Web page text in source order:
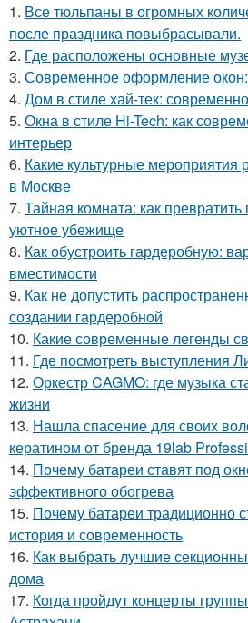
1. Все тюльпаны в огромных
после праздника повыбрасывали.
2. Где расположены основные
3. Современное оформление окон:
4. Дом в стиле хай-тек:
5. Окна в стиле Hi-Tech: как
интерьер
6. Какие культурные мероприятия
в Москве
7. Тайная комната: как
уютное убежище
8. Как обустроить гардеробную:
вместимости
9. Как не допустить
создании гардеробной
10. Какие современные легенды
11. Где посмотреть выступления
12. Оркестр CAGMO: где музыка
жизни
13. Нашла спасение для своих
кератином от бренда 19lab
14. Почему батареи ставят под
эффективного обогрева
15. Почему батареи традиционно
история и современность
16. Как выбрать лучшие
дома
17. Когда пройдут концерты